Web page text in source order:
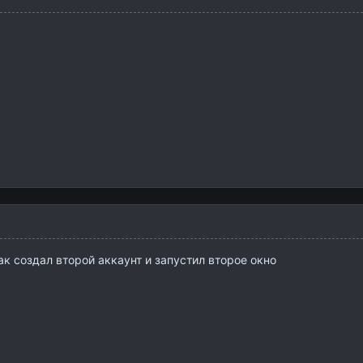
создал второй аккаунт и запустил второе окно